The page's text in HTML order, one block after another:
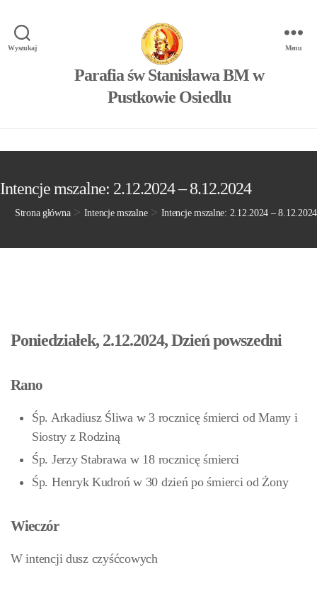
Wyszukaj
Parafia św Stanisława BM w
Pustkowie Osiedlu
Menu
Intencje mszalne: 2.12.2024 – 8.12.2024
Strona główna> Intencje mszalne> Intencje mszalne: 2.12.2024 – 8.12.2024
Poniedziałek, 2.12.2024, Dzień powszedni
Rano
Śp. Arkadiusz Śliwa w 3 rocznicę śmierci od Mamy i
Siostry z Rodziną
Śp. Jerzy Stabrawa w 18 rocznicę śmierci
Śp. Henryk Kudroń w 30 dzień po śmierci od Żony
Wieczór
W intencji dusz czyśćcowych